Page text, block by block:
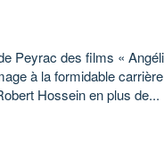
Peyrac des films «
à la formidable
Hossein en plus de...